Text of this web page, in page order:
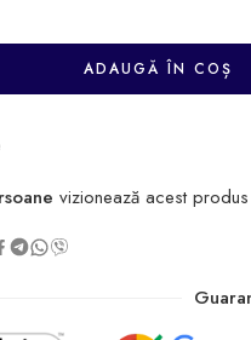
ADAUGĂ ÎN COȘ
vizionează acest